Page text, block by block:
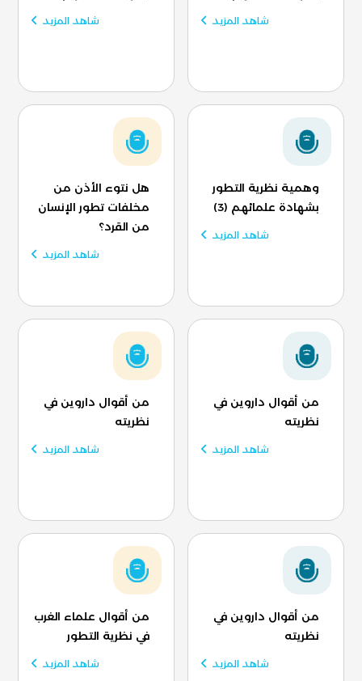
شاهد المزيد شاهد المزيد
وهمية نظرية التطور
بشهادة علمائهم (3)
شاهد المزيد
هل نتوء الأذن من
مخلفات تطور الإنسان
من القرد؟
شاهد المزيد
من أقوال داروين في
نظريته
شاهد المزيد
من أقوال داروين في
نظريته
شاهد المزيد
من أقوال داروين في
نظريته
شاهد المزيد
من أقوال علماء الغرب
في نظرية التطور
شاهد المزيد